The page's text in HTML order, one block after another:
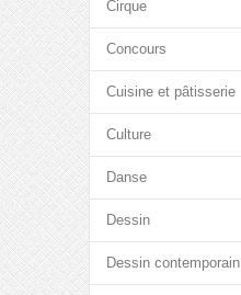
Cirque
Concours
Cuisine et pâtisserie
Culture
Danse
Dessin
Dessin contemporain